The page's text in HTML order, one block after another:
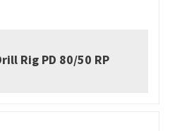
Rig PD 80/50 RP